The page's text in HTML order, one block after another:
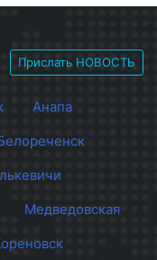
Прислать НОВОСТЬ
Анапа
Медведовская